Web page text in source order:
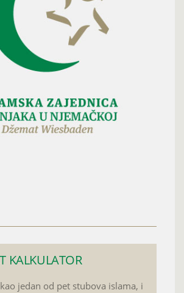
KALKULATOR
jedan od pet stubova islama, i